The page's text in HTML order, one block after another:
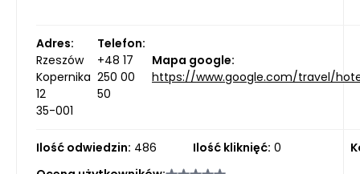
Adres:
Rzeszów
Kopernika
12
35-001
Telefon:
+48 17
250 00
50
Mapa google:
https://www.google.com/travel/
Ilość odwiedzin: 486 Ilość kliknięć: 0